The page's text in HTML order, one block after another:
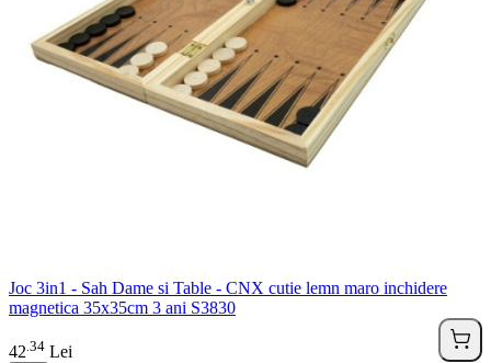
Joc 3in1 - Sah Dame si Table - CNX cutie lemn maro inchidere
magnetica 35x35cm 3 ani S3830
42 34 Lei